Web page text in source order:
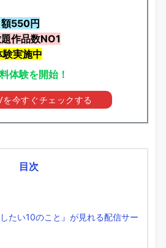
550円
作品数NO1
実施中
体験を開始！
今すぐチェックする
目次
たい10のこと』が見れる配信サー